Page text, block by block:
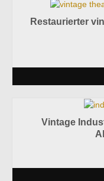
Restaurierter
Vintage